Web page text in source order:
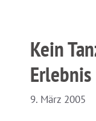
Kein
Erlebnis
9. März 2005